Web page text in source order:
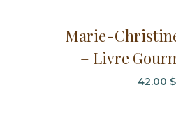
Marie-
– Livre
42.00 $